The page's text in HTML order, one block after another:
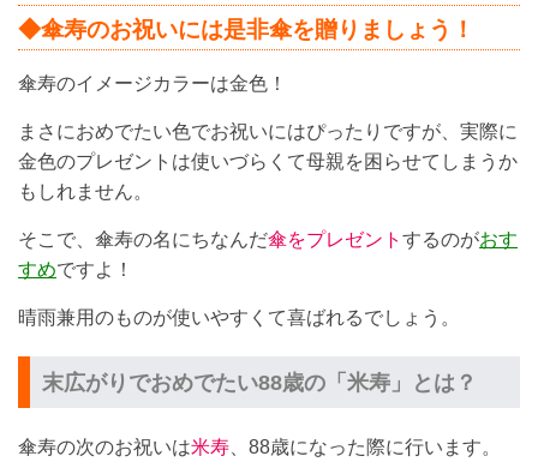
◆傘寿のお祝いには是非傘を贈りましょう！
傘寿のイメージカラーは金色！
まさにおめでたい色でお祝いにはぴったりですが、実際に
金色のプレゼントは使いづらくて母親を困らせてしまうか
もしれません。
そこで、傘寿の名にちなんだ傘をプレゼント するのがおす
すめですよ！
晴雨兼用のものが使いやすくて喜ばれるでしょう。
末広がりでおめでたい88歳の「米寿」とは？
傘寿の次のお祝いは米寿 、88歳になった際に行います。